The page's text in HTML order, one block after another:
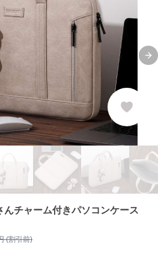
チャーム付きパソコンケース
(割引前)